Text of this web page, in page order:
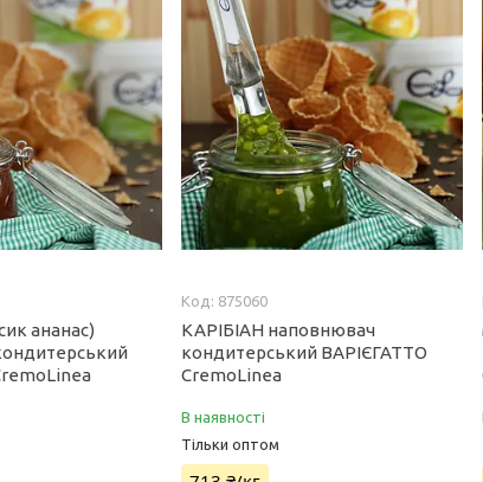
ананас)
875060
КАРІБІАН наповнювач
кондитерський ВАРІЄГАТТО
CremoLinea
В наявності
Тільки оптом